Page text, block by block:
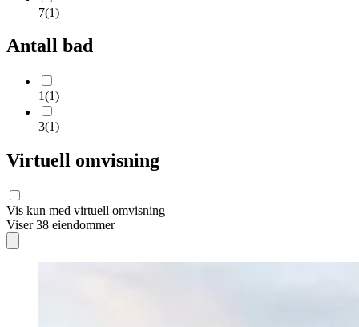
7(1)
Antall bad
1(1)
3(1)
Virtuell omvisning
Vis kun med virtuell omvisning
Viser38 eiendommer